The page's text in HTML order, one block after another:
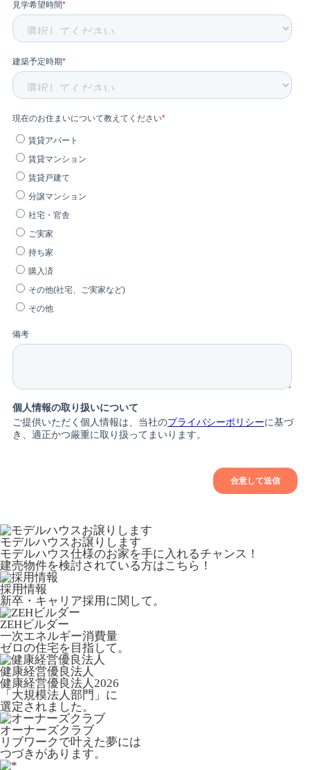
モデルハウスお譲りします
モデルハウス仕様のお家を手に入れるチャンス！
建売物件を検討されている方はこちら！
採用情報
新卒・キャリア採用に関して。
ZEHビルダー
一次エネルギー消費量
ゼロの住宅を目指して。
健康経営優良法人
健康経営優良法人2026
「大規模法人部門」に
選定されました。
オーナーズクラブ
リブワークで叶えた夢には
つづきがあります。